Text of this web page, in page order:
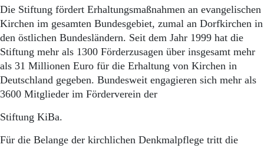
Mediadaten
Kontakt
Impressum
Datenschutz
Die Stiftung fördert Erhaltungsmaßnahmen an evangelischen
Kirchen im gesamten Bundesgebiet, zumal an Dorfkirchen in
den östlichen Bundesländern. Seit dem Jahr 1999 hat die
Stiftung mehr als 1300 Förderzusagen über insgesamt mehr
als 31 Millionen Euro für die Erhaltung von Kirchen in
Deutschland gegeben. Bundesweit engagieren sich mehr als
3600 Mitglieder im Förderverein der
Stiftung KiBa.
Für die Belange der kirchlichen Denkmalpflege tritt die